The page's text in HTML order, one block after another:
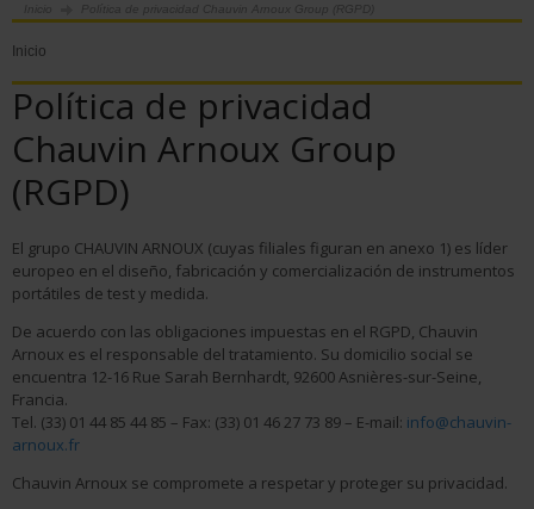
Inicio Política de privacidad Chauvin Arnoux Group (RGPD)
Inicio
Política de privacidad
Chauvin Arnoux Group
(RGPD)
El grupo CHAUVIN ARNOUX (cuyas filiales figuran en anexo 1) es líder
europeo en el diseño, fabricación y comercialización de instrumentos
portátiles de test y medida.
De acuerdo con las obligaciones impuestas en el RGPD, Chauvin
Arnoux es el responsable del tratamiento. Su domicilio social se
encuentra 12-16 Rue Sarah Bernhardt, 92600 Asnières-sur-Seine,
Francia.
Tel. (33) 01 44 85 44 85 – Fax: (33) 01 46 27 73 89 – E-mail: info@chauvin-
arnoux.fr
Chauvin Arnoux se compromete a respetar y proteger su privacidad.